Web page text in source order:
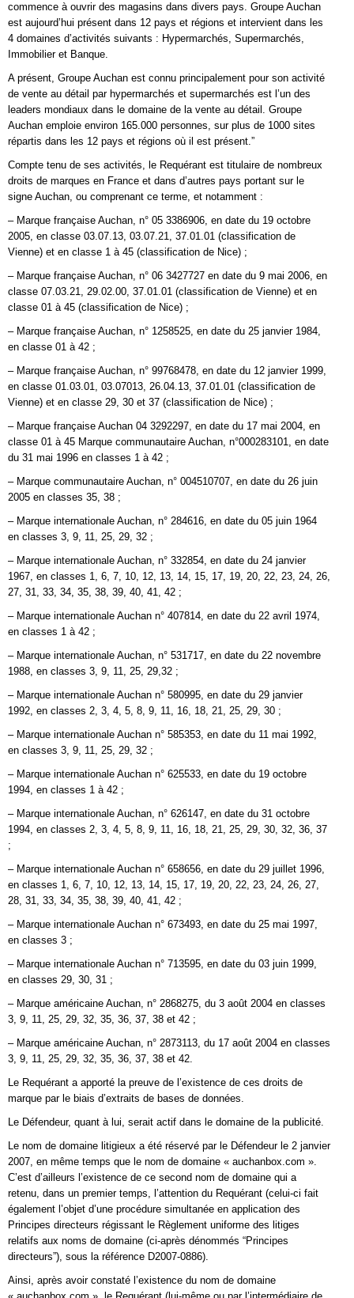
commence à ouvrir des magasins dans divers pays. Groupe Auchan
est aujourd’hui présent dans 12 pays et régions et intervient dans les
4 domaines d’activités suivants : Hypermarchés, Supermarchés,
Immobilier et Banque.
A présent, Groupe Auchan est connu principalement pour son activité
de vente au détail par hypermarchés et supermarchés est l’un des
leaders mondiaux dans le domaine de la vente au détail. Groupe
Auchan emploie environ 165.000 personnes, sur plus de 1000 sites
répartis dans les 12 pays et régions où il est présent.”
Compte tenu de ses activités, le Requérant est titulaire de nombreux
droits de marques en France et dans d’autres pays portant sur le
signe Auchan, ou comprenant ce terme, et notamment :
– Marque française Auchan, n° 05 3386906, en date du 19 octobre
2005, en classe 03.07.13, 03.07.21, 37.01.01 (classification de
Vienne) et en classe 1 à 45 (classification de Nice) ;
– Marque française Auchan, n° 06 3427727 en date du 9 mai 2006, en
classe 07.03.21, 29.02.00, 37.01.01 (classification de Vienne) et en
classe 01 à 45 (classification de Nice) ;
– Marque française Auchan, n° 1258525, en date du 25 janvier 1984,
en classe 01 à 42 ;
– Marque française Auchan, n° 99768478, en date du 12 janvier 1999,
en classe 01.03.01, 03.07013, 26.04.13, 37.01.01 (classification de
Vienne) et en classe 29, 30 et 37 (classification de Nice) ;
– Marque française Auchan 04 3292297, en date du 17 mai 2004, en
classe 01 à 45 Marque communautaire Auchan, n°000283101, en date
du 31 mai 1996 en classes 1 à 42 ;
– Marque communautaire Auchan, n° 004510707, en date du 26 juin
2005 en classes 35, 38 ;
– Marque internationale Auchan, n° 284616, en date du 05 juin 1964
en classes 3, 9, 11, 25, 29, 32 ;
– Marque internationale Auchan, n° 332854, en date du 24 janvier
1967, en classes 1, 6, 7, 10, 12, 13, 14, 15, 17, 19, 20, 22, 23, 24, 26,
27, 31, 33, 34, 35, 38, 39, 40, 41, 42 ;
– Marque internationale Auchan n° 407814, en date du 22 avril 1974,
en classes 1 à 42 ;
– Marque internationale Auchan, n° 531717, en date du 22 novembre
1988, en classes 3, 9, 11, 25, 29,32 ;
– Marque internationale Auchan n° 580995, en date du 29 janvier
1992, en classes 2, 3, 4, 5, 8, 9, 11, 16, 18, 21, 25, 29, 30 ;
– Marque internationale Auchan n° 585353, en date du 11 mai 1992,
en classes 3, 9, 11, 25, 29, 32 ;
– Marque internationale Auchan n° 625533, en date du 19 octobre
1994, en classes 1 à 42 ;
– Marque internationale Auchan, n° 626147, en date du 31 octobre
1994, en classes 2, 3, 4, 5, 8, 9, 11, 16, 18, 21, 25, 29, 30, 32, 36, 37
;
– Marque internationale Auchan n° 658656, en date du 29 juillet 1996,
en classes 1, 6, 7, 10, 12, 13, 14, 15, 17, 19, 20, 22, 23, 24, 26, 27,
28, 31, 33, 34, 35, 38, 39, 40, 41, 42 ;
– Marque internationale Auchan n° 673493, en date du 25 mai 1997,
en classes 3 ;
– Marque internationale Auchan n° 713595, en date du 03 juin 1999,
en classes 29, 30, 31 ;
– Marque américaine Auchan, n° 2868275, du 3 août 2004 en classes
3, 9, 11, 25, 29, 32, 35, 36, 37, 38 et 42 ;
– Marque américaine Auchan, n° 2873113, du 17 août 2004 en classes
3, 9, 11, 25, 29, 32, 35, 36, 37, 38 et 42.
Le Requérant a apporté la preuve de l’existence de ces droits de
marque par le biais d’extraits de bases de données.
Le Défendeur, quant à lui, serait actif dans le domaine de la publicité.
Le nom de domaine litigieux a été réservé par le Défendeur le 2 janvier
2007, en même temps que le nom de domaine « auchanbox.com ».
C’est d’ailleurs l’existence de ce second nom de domaine qui a
retenu, dans un premier temps, l’attention du Requérant (celui-ci fait
également l’objet d’une procédure simultanée en application des
Principes directeurs régissant le Règlement uniforme des litiges
relatifs aux noms de domaine (ci-après dénommés “Principes
directeurs”), sous la référence D2007-0886).
Ainsi, après avoir constaté l’existence du nom de domaine